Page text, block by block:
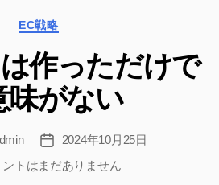
カ
ゴ
リ
ー
EC戦略
作っただけで
味がない
投
稿
2024年10月25日
ントはまだありません